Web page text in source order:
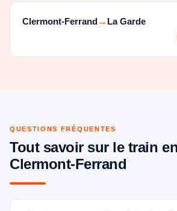
Clermont-Ferrand→ La Garde
QUESTIONS FRÉQUENTES
Tout savoir sur le train
Clermont-Ferrand